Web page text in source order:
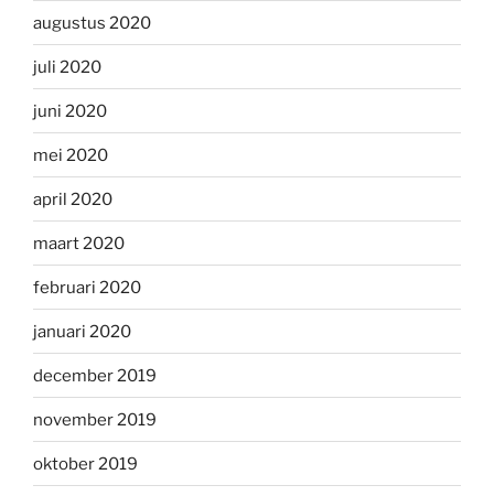
augustus 2020
juli 2020
juni 2020
mei 2020
april 2020
maart 2020
februari 2020
januari 2020
december 2019
november 2019
oktober 2019